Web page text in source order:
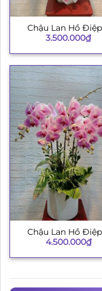
Chậu Lan Hồ
3.500.000₫
Chậu Lan Hồ
4.500.000₫